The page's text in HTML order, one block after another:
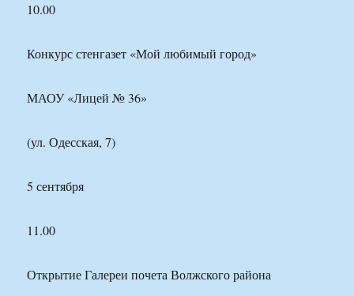
10.00
Конкурс стенгазет «Мой любимый город»
МАОУ «Лицей № 36»
(ул. Одесская, 7)
5 сентября
11.00
Открытие Галереи почета Волжского района